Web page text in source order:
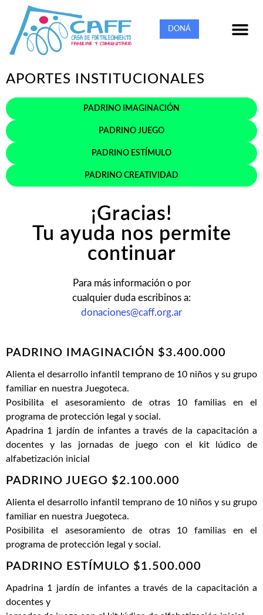
DONÁ
APORTES INSTITUCIONALES
PADRINO IMAGINACIÓN
PADRINO JUEGO
PADRINO ESTÍMULO
PADRINO CREATIVIDAD
¡Gracias!
Tu ayuda nos permite
continuar
Para más información o por
cualquier duda escribinos a:
donaciones@caff.org.ar
PADRINO IMAGINACIÓN $3.400.000
Alienta el desarrollo infantil temprano de 10 niños y su grupo
familiar en nuestra Juegoteca.
Posibilita el asesoramiento de otras 10 familias en el
programa de protección legal y social.
Apadrina 1 jardín de infantes a través de la capacitación a
docentes y las jornadas de juego con el kit lúdico de
alfabetización inicial
PADRINO JUEGO $2.100.000
Alienta el desarrollo infantil temprano de 10 niños y su grupo
familiar en nuestra Juegoteca.
Posibilita el asesoramiento de otras 10 familias en el
programa de protección legal y social.
PADRINO ESTÍMULO $1.500.000
Apadrina 1 jardín de infantes a través de la capacitación a
docentes y